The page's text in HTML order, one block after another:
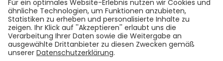
Über uns
Presse
Karriere